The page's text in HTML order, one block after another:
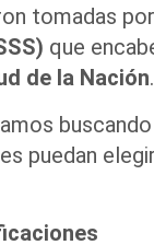
tomadas
que
de la Nación.
puedan